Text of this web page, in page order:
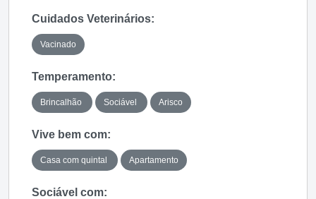
Cuidados Veterinários:
Vacinado
Temperamento:
Brincalhão Sociável Arisco
Vive bem com:
Casa com quintal Apartamento
Sociável com: